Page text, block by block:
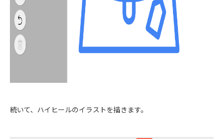
続いて、ハイヒールのイラストを描きます。